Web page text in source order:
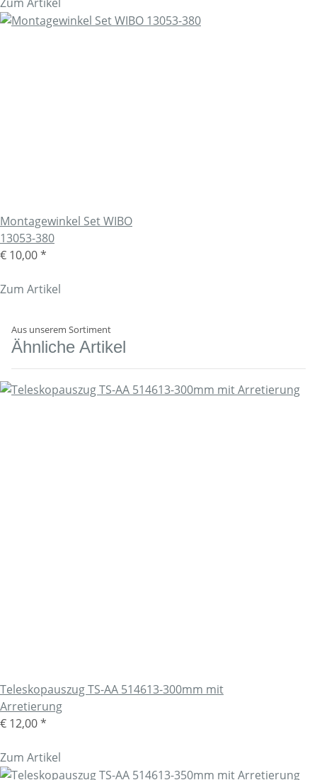
Montagewinkel Set WIBO
13053-380
€ 10,00*
Zum Artikel
Aus unserem Sortiment
Ähnliche Artikel
Teleskopauszug TS-AA 514613-300mm mit
Arretierung
€ 12,00*
Zum Artikel